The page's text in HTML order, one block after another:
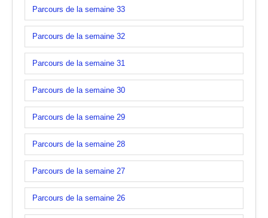
Parcours de la semaine 33
Parcours de la semaine 32
Parcours de la semaine 31
Parcours de la semaine 30
Parcours de la semaine 29
Parcours de la semaine 28
Parcours de la semaine 27
Parcours de la semaine 26